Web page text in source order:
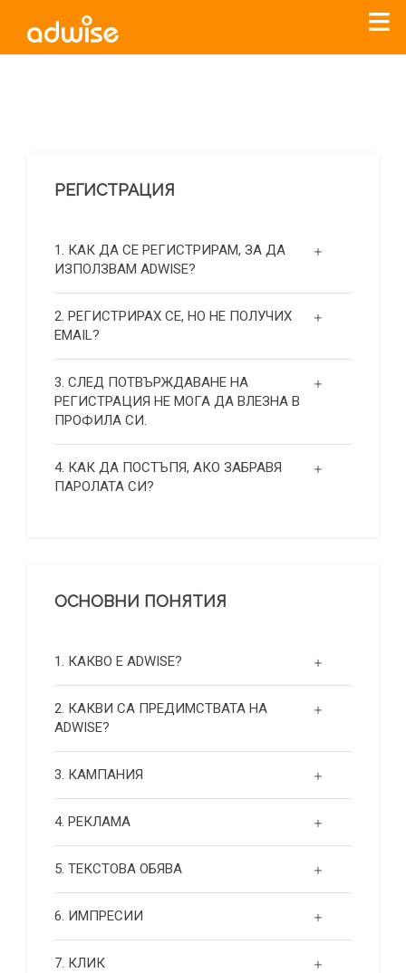
РЕГИСТРАЦИЯ
1. КАК ДА СЕ РЕГИСТРИРАМ, ЗА ДА
ИЗПОЛЗВАМ ADWISE?
2. РЕГИСТРИРАХ СЕ, НО НЕ ПОЛУЧИХ
EMAIL?
3. СЛЕД ПОТВЪРЖДАВАНЕ НА
РЕГИСТРАЦИЯ НЕ МОГА ДА ВЛЕЗНА В
ПРОФИЛА СИ.
4. КАК ДА ПОСТЪПЯ, АКО ЗАБРАВЯ
ПАРОЛАТА СИ?
ОСНОВНИ ПОНЯТИЯ
1. КАКВО Е ADWISE?
2. КАКВИ СА ПРЕДИМСТВАТА НА
ADWISE?
3. КАМПАНИЯ
4. РЕКЛАМА
5. ТЕКСТОВА ОБЯВА
6. ИМПРЕСИИ
7. КЛИК